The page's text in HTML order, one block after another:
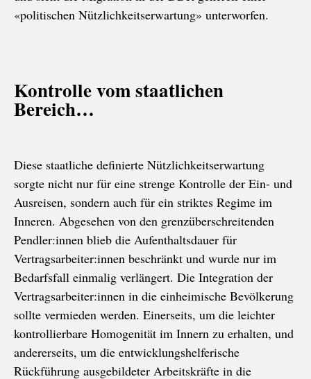
«politischen Nützlichkeitserwartung» unterworfen.
Kontrolle vom staatlichen
Bereich…
Diese staatliche definierte Nützlichkeitserwartung
sorgte nicht nur für eine strenge Kontrolle der Ein- und
Ausreisen, sondern auch für ein striktes Regime im
Inneren. Abgesehen von den grenzüberschreitenden
Pendler:innen blieb die Aufenthaltsdauer für
Vertragsarbeiter:innen beschränkt und wurde nur im
Bedarfsfall einmalig verlängert. Die Integration der
Vertragsarbeiter:innen in die einheimische Bevölkerung
sollte vermieden werden. Einerseits, um die leichter
kontrollierbare Homogenität im Innern zu erhalten, und
andererseits, um die entwicklungshelferische
Rückführung ausgebildeter Arbeitskräfte in die